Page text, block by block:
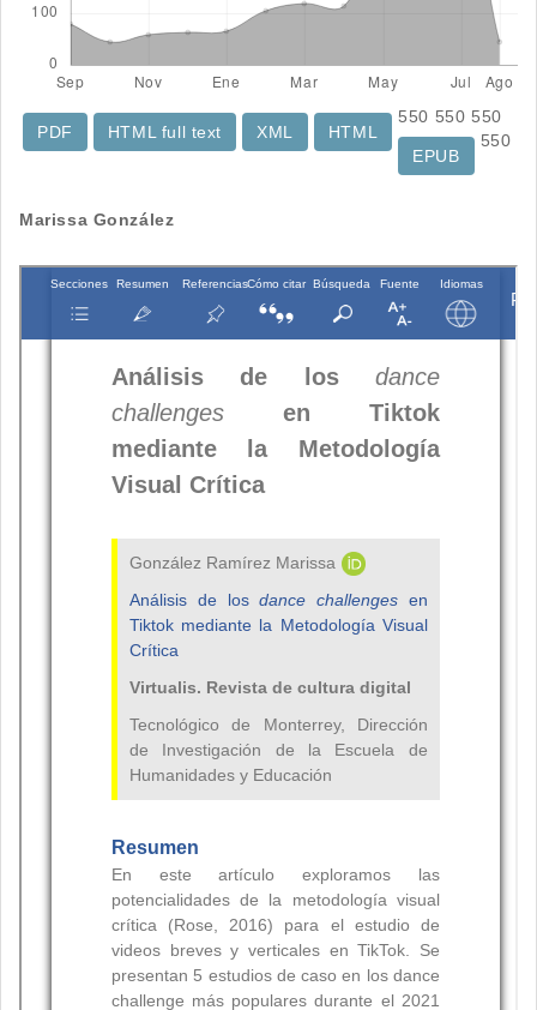
550
PDF
550
HTML full text
XML
550
HTML
550
EPUB
Contenido
principal
artículo
Marissa González